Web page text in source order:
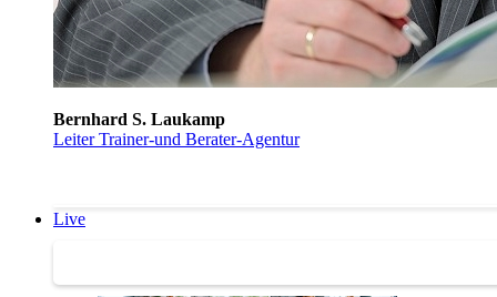
Bernhard S. Laukamp
Leiter Trainer-und Berater-Agentur
Live